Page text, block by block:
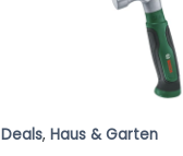
Deals, Haus & Garten